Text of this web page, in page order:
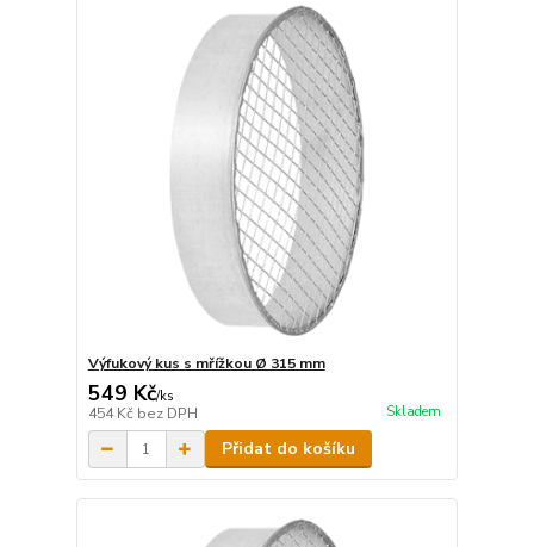
Výfukový kus s mřížkou Ø 315 mm
549 Kč/ks
454 Kč bez DPH Skladem
Přidat do košíku